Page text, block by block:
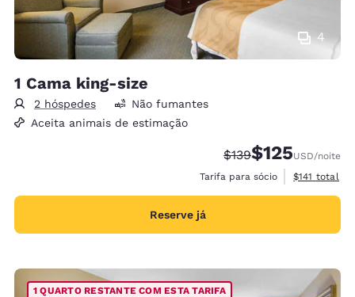
4
1 Cama king-size
2 hóspedes
Não fumantes
Aceita animais de estimação
Tarifa anterior
$139Tarifa com
$125USD/noite
Tarifa para sócio
Exibir
$141 total
Reserve já
1 QUARTO RESTANTE COM ESTA TARIFA